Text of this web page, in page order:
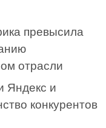
превысила
отрасли
Яндекс и
конкурентов